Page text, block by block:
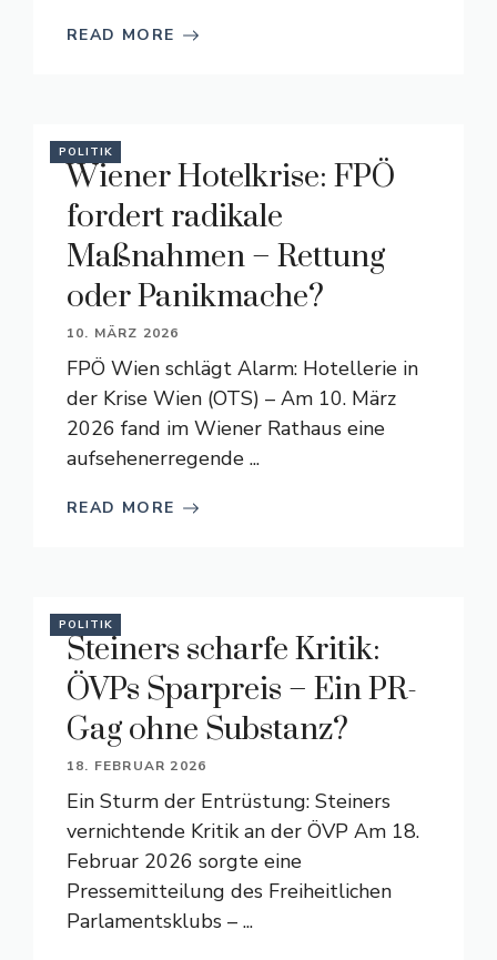
READ MORE
POLITIK
Wiener Hotelkrise: FPÖ
fordert radikale
Maßnahmen – Rettung
oder Panikmache?
10. MÄRZ 2026
FPÖ Wien schlägt Alarm: Hotellerie in
der Krise Wien (OTS) – Am 10. März
2026 fand im Wiener Rathaus eine
aufsehenerregende ...
READ MORE
POLITIK
Steiners scharfe Kritik:
ÖVPs Sparpreis – Ein PR-
Gag ohne Substanz?
18. FEBRUAR 2026
Ein Sturm der Entrüstung: Steiners
vernichtende Kritik an der ÖVP Am 18.
Februar 2026 sorgte eine
Pressemitteilung des Freiheitlichen
Parlamentsklubs – ...